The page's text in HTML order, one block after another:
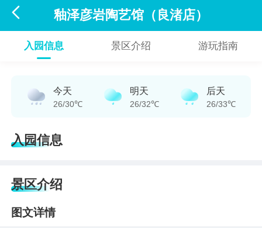
 釉泽彦岩陶艺馆（良渚店）
入园信息 景区介绍 游玩指南
今天
26/30℃
明天
26/32℃
后天
26/33℃
入园信息
景区介绍
图文详情